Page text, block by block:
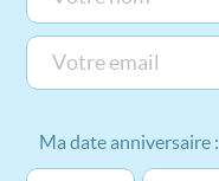
Ma date anniversaire :